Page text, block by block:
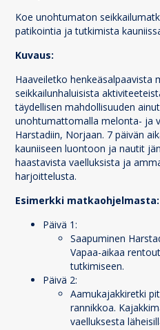
Koe unohtumaton
patikointia ja tutkimista
Kuvaus:
Haaveiletko henkeäsalpaavista
seikkailunhaluisista
täydellisen mahdollisuuden
unohtumattomalla melonta- ja
Harstadiin, Norjaan. 7 päivän
kauniiseen luontoon ja nautit
haastavista vaelluksista ja
harjoittelusta.
Esimerkki matkaohjelmasta:
Päivä 1:
Saapuminen
Vapaa-aikaa
tutkimiseen.
Päivä 2:
Aamukajakkiretki
rannikkoa.
vaelluksesta